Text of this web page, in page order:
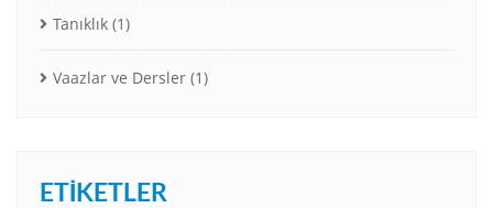
Tanıklık (1)
Vaazlar ve Dersler (1)
ETIKETLER